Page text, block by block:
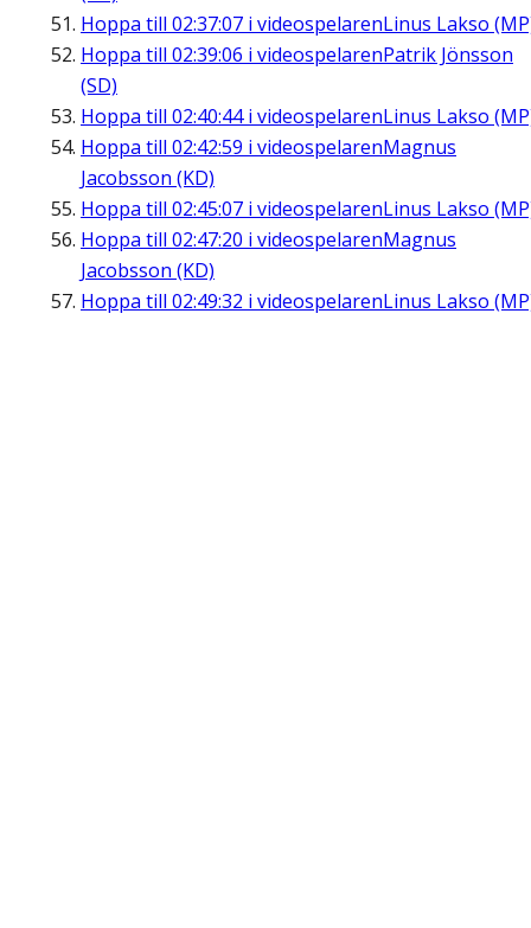
Hoppa till 02:37:07 i videospelarenLinus Lakso
Hoppa till 02:39:06 i videospelarenPatrik Jönsson
(SD)
Hoppa till 02:40:44i videospelarenLinus Lakso
Hoppa till 02:42:59 i videospelarenMagnus
Jacobsson (KD)
Hoppa till 02:45:07 i videospelarenLinus Lakso
Hoppa till 02:47:20 i videospelarenMagnus
Jacobsson (KD)
Hoppa till 02:49:32 i videospelarenLinus Lakso